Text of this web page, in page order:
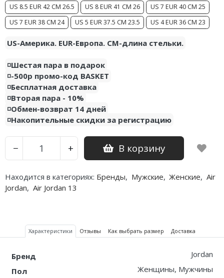
US 8.5 EUR 42 CM 26.5
US 8 EUR 41 CM 26
US 7 EUR 40 CM 25
US 7 EUR 38 CM 24
US 5 EUR 37.5 CM 23.5 US 4 EUR 36 CM 23
US-Америка. EUR-Европа. CM-длина стельки.
◽️Шестая пара в подарок
◽️-500р промо-код BASKET
◽️Бесплатная доставка
◽️Вторая пара - 10%
◽️Обмен-возврат 14 дней
◽️Накопительные скидки за регистрацию
− + В корзину
Находится в категориях: Бренды, Мужские, Женские, Air
Jordan, Air Jordan 13
Характеристики Отзывы Как выбрать размер Доставка
Бренд
Jordan
Пол
Женщины, Мужчины
Nike Kyrie
Nike PG
Nike Kobe
Nike Uptempo
Nike Foamposite